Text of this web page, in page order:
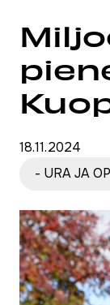
18.11.2024
- URA JA